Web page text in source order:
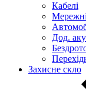
Кабелі
Мережні
Дод.
Захисне скло